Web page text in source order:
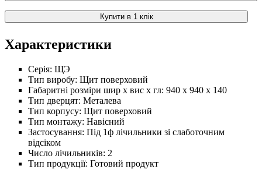
Купити в 1 клік
Характеристики
Серія: ЩЭ
Тип виробу: Щит поверховий
Габаритні розміри шир х вис х гл: 940 х 940 х 140
Тип дверцят: Металева
Тип корпусу: Щит поверховий
Тип монтажу: Навісний
Застосування: Під 1ф лічильники зі слаботочним
відсіком
Число лічильників: 2
Тип продукції: Готовий продукт